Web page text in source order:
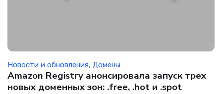
Новости и обновления, Домены
Amazon Registry анонсировала запуск трех
новых доменных зон: .free, .hot и .spot